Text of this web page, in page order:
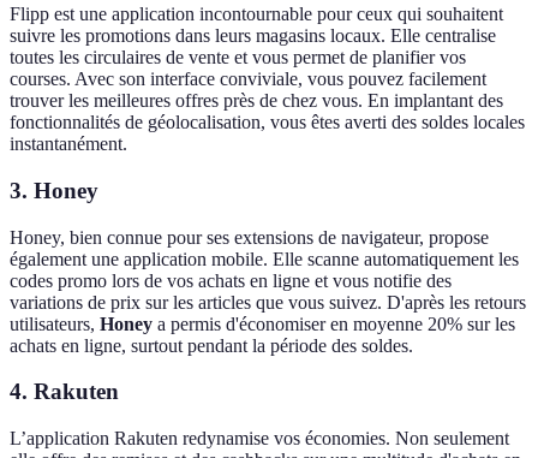
Flipp est une application incontournable pour ceux qui souhaitent
suivre les promotions dans leurs magasins locaux. Elle centralise
toutes les circulaires de vente et vous permet de planifier vos
courses. Avec son interface conviviale, vous pouvez facilement
trouver les meilleures offres près de chez vous. En implantant des
fonctionnalités de géolocalisation, vous êtes averti des soldes locales
instantanément.
3. Honey
Honey, bien connue pour ses extensions de navigateur, propose
également une application mobile. Elle scanne automatiquement les
codes promo lors de vos achats en ligne et vous notifie des
variations de prix sur les articles que vous suivez. D'après les retours
utilisateurs, Honey a permis d'économiser en moyenne 20% sur les
achats en ligne, surtout pendant la période des soldes.
4. Rakuten
L’application Rakuten redynamise vos économies. Non seulement